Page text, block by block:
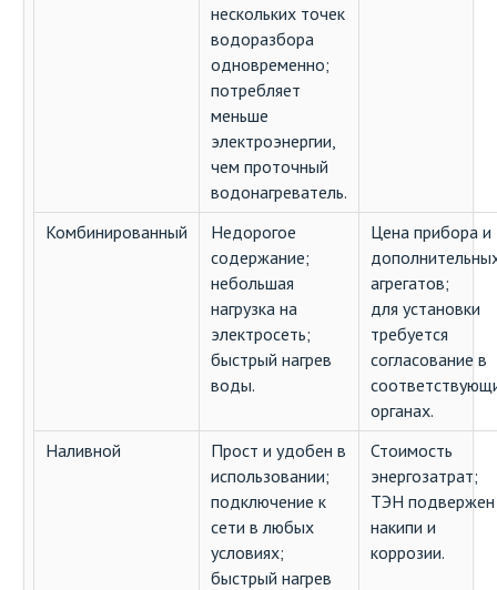
нескольких точек
водоразбора
одновременно;
потребляет
меньше
электроэнергии,
чем проточный
водонагреватель.
Комбинированный
Недорогое
содержание;
небольшая
нагрузка на
электросеть;
быстрый нагрев
воды.
Цена прибора и
агрегатов;
для установки
требуется
согласование в
органах.
Наливной
Прост и удобен в
использовании;
подключение к
сети в любых
условиях;
быстрый нагрев
Стоимость
энергозатрат;
ТЭН подвержен
накипи и
коррозии.